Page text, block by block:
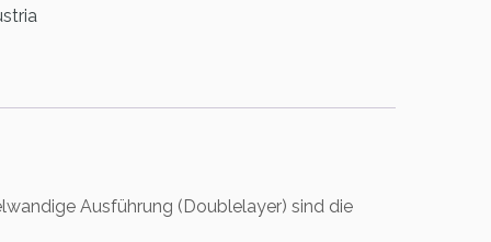
Ausführung (Doublelayer) sind die